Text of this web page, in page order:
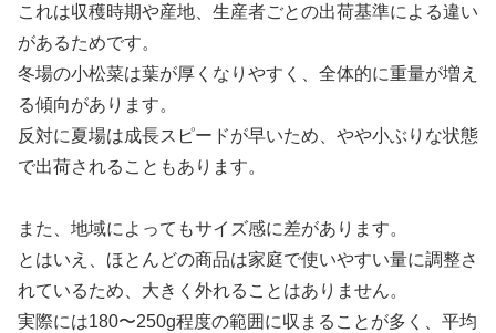
これは収穫時期や産地、生産者ごとの出荷基準による違い
があるためです。
冬場の小松菜は葉が厚くなりやすく、全体的に重量が増え
る傾向があります。
反対に夏場は成長スピードが早いため、やや小ぶりな状態
で出荷されることもあります。
また、地域によってもサイズ感に差があります。
とはいえ、ほとんどの商品は家庭で使いやすい量に調整さ
れているため、大きく外れることはありません。
実際には180〜250g程度の範囲に収まることが多く、平均